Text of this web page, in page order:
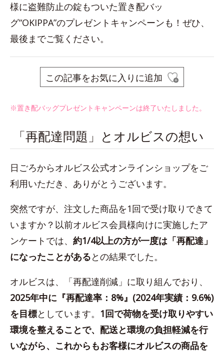
様に盗難防止の錠もついた置き配バッ
グ“OKIPPA”のプレゼントキャンペーンも！ぜひ、
最後までご覧ください。
この記事をお気に入りに追加
※置き配バッグプレゼントキャンペーンは終了いたしました。
「再配達問題」とオルビスの想い
日ごろからオルビス公式オンラインショップをご
利用いただき、ありがとうございます。
突然ですが、注文した商品を1回で受け取りできて
いますか？以前オルビス会員様向けに実施したア
ンケートでは、 約1/4以上の方が一度は「再配達」
になったことがあるとの結果でした。
オルビスは、「再配達削減」に取り組んでおり、
2025年中に『再配達率：8%』(2024年実績：9.6%)
を目標としています。 1回で荷物を受け取りやすい
環境を整えることで、配送と環境の負担軽減を行
いながら、これからもお客様にオルビスの商品を